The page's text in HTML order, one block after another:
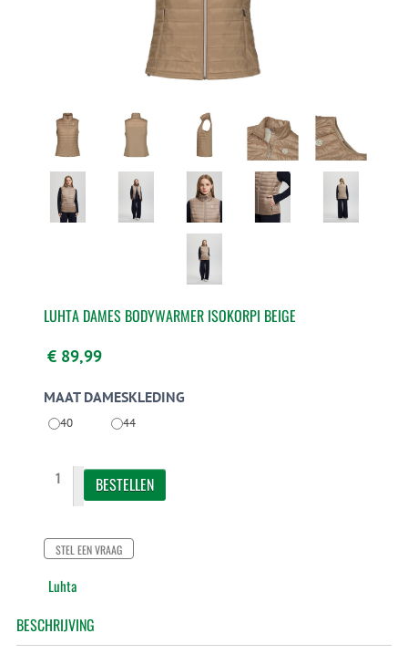
LUHTA DAMES BODYWARMER ISOKORPI BEIGE
€ 89,99
MAAT DAMESKLEDING
40 44
STEL EEN VRAAG
Luhta
BESCHRIJVING